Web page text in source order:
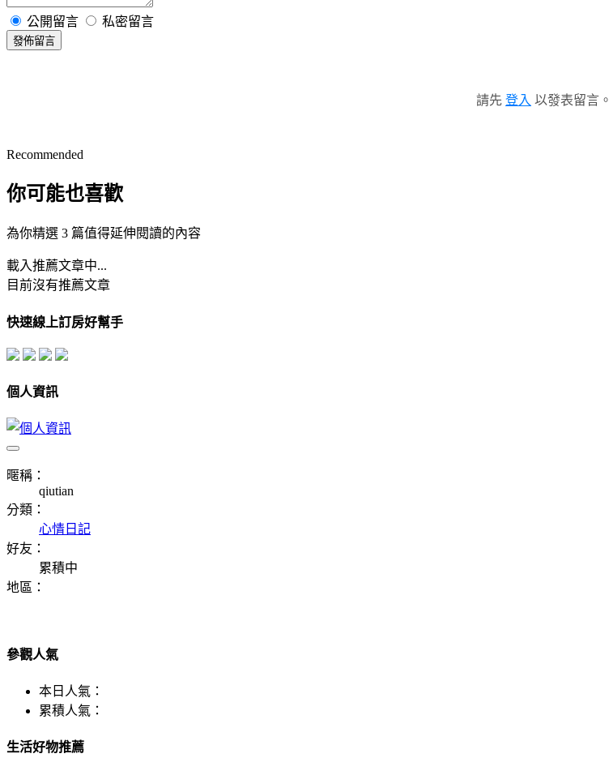
公開留言 私密留言
發佈留言
請先 登入 以發表留言。
Recommended
你可能也喜歡
為你精選 3 篇值得延伸閱讀的內容
載入推薦文章中...
目前沒有推薦文章
快速線上訂房好幫手
個人資訊
暱稱：
qiutian
分類：
心情日記
好友：
累積中
地區：
參觀人氣
本日人氣：
累積人氣：
生活好物推薦